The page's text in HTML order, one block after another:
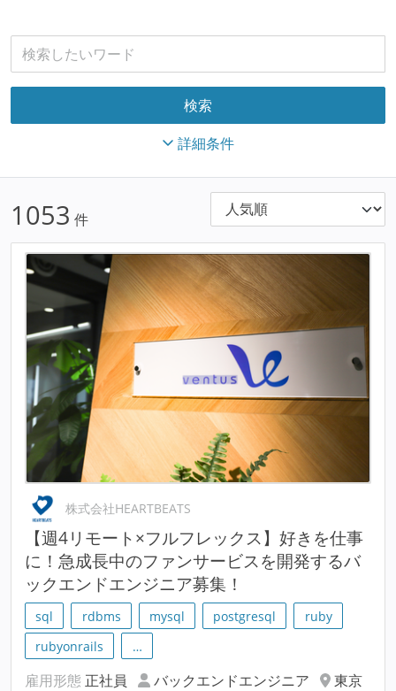
詳細条件
1053 件
株式会社HEARTBEATS
【週4リモート×フルフレックス】好きを仕事
に！急成長中のファンサービスを開発するバ
ックエンドエンジニア募集！
sql rdbms mysql postgresql
ruby
rubyonrails
…
雇用形態 正社員 バックエンドエンジニア
東京